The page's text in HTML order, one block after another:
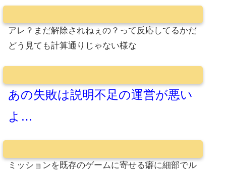
アレ？まだ解除されねぇの？って反応してるかだ
どう見ても計算通りじゃない様な
あの失敗は説明不足の運営が悪い
よ…
ミッションを既存のゲームに寄せる癖に細部でル